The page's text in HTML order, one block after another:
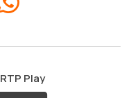
RTP Play